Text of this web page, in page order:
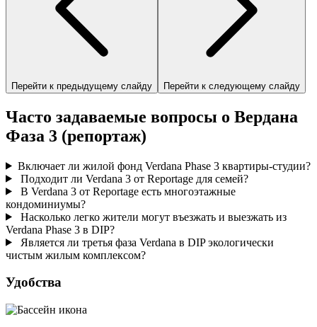
Перейти к предыдущему слайду Перейти к следующему слайду
Часто задаваемые вопросы о Вердана
Фаза 3 (репортаж)
Включает ли жилой фонд Verdana Phase 3 квартиры-студии?
Подходит ли Verdana 3 от Reportage для семей?
В Verdana 3 от Reportage есть многоэтажные
кондоминиумы?
Насколько легко жители могут въезжать и выезжать из
Verdana Phase 3 в DIP?
Является ли третья фаза Verdana в DIP экологически
чистым жилым комплексом?
Удобства